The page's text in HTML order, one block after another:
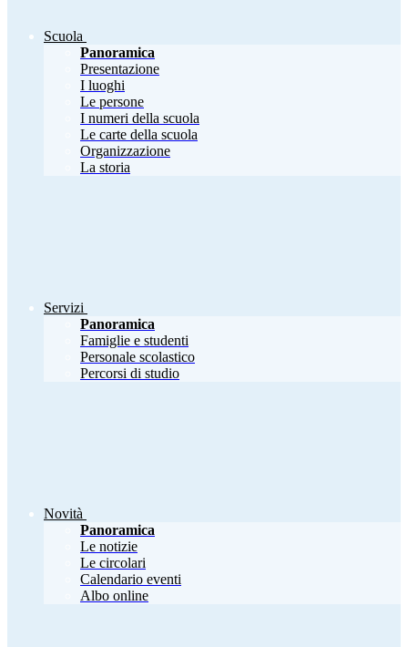
Scuola
Panoramica
Presentazione
I luoghi
Le persone
I numeri della scuola
Le carte della scuola
Organizzazione
La storia
Servizi
Panoramica
Famiglie e studenti
Personale scolastico
Percorsi di studio
Novità
Panoramica
Le notizie
Le circolari
Calendario eventi
Albo online